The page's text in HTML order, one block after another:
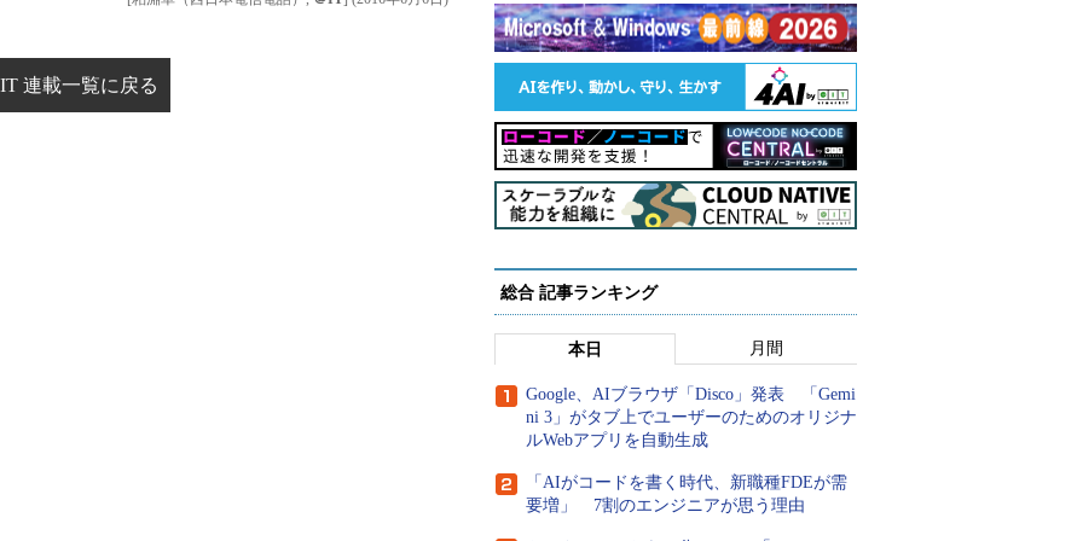
連載一覧に戻る
総合 記事ランキング
本日 月間
Google、AIブラウザ「Disco」発表 「Gemi
ni 3」がタブ上でユーザーのためのオリジナ
ルWebアプリを自動生成
「AIがコードを書く時代、新職種FDEが需
要増」 7割のエンジニアが思う理由